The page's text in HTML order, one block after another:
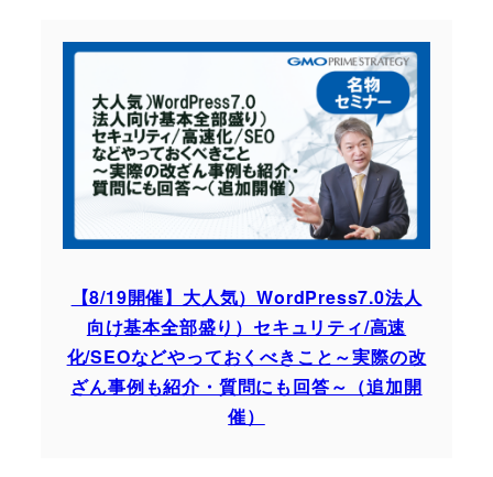
【8/19開催】大人気）WordPress7.0法人
向け基本全部盛り）セキュリティ/高速
化/SEOなどやっておくべきこと～実際の改
ざん事例も紹介・質問にも回答～（追加開
催）